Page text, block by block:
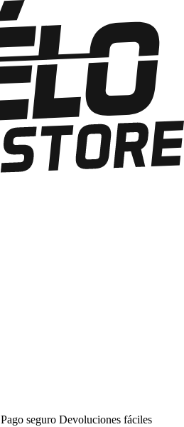
Pago seguro Devoluciones fáciles